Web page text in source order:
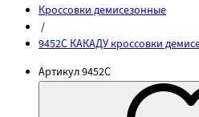
Кроссовки демисезонные
/
9452C КАКАДУ кроссовки
Артикул9452C